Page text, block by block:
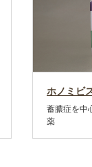
ホノミビ
蓄膿症を中
薬